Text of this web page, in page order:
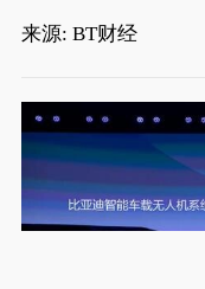
来源: BT财经